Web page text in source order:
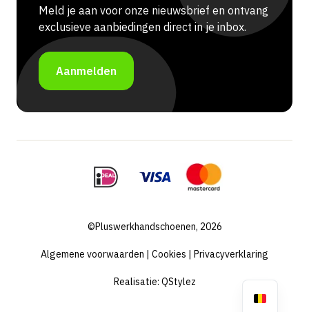
Meld je aan voor onze nieuwsbrief en ontvang
exclusieve aanbiedingen direct in je inbox.
Aanmelden
©Pluswerkhandschoenen, 2026
Algemene voorwaarden | Cookies | Privacyverklaring
Realisatie: QStylez